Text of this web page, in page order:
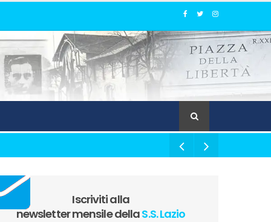
Iscriviti alla
newsletter mensile dellaS.S. Lazio